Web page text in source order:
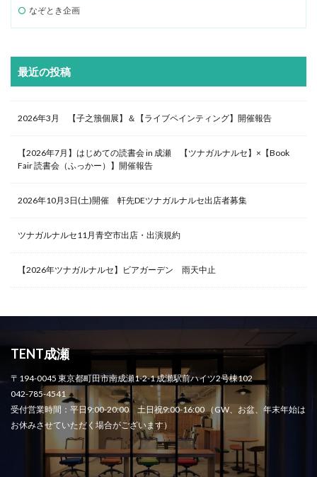
なぞとき企画
最近の投稿
2026年3月 【子之籏個展】＆【ライブペインティング】開催報告
【2026年7月】はじめての読書会 in 成瀬 【ツナガルナルセ】×【Book
Fair 読書会（ふっかー）】開催報告
2026年10月3日(土)開催 軒先DEツナガルナルセ出店者募集
ツナガルナルセ11月青空市出店・出演規約
【2026年ツナガルナルセ】ビアガーデン 雨天中止
TENT成瀬
〒194-0045 東京都町田市南成瀬1-2-1 成瀬駅前ハイツ2号棟102
042-785-4541
受付営業時間：平日9:00-20:00 土日祝9:00-16:00 （GW、お盆、年末年始は
お休みさせていただく場合がございます）